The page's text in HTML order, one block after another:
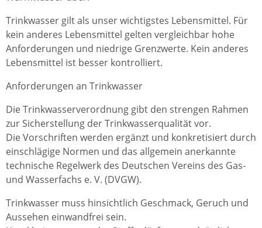
Trinkwasser gilt als unser wichtigstes Lebensmittel. Für
kein anderes Lebensmittel gelten vergleichbar hohe
Anforderungen und niedrige Grenzwerte. Kein anderes
Lebensmittel ist besser kontrolliert.
Anforderungen an Trinkwasser
Die Trinkwasserverordnung gibt den strengen Rahmen
zur Sicherstellung der Trinkwasserqualität vor.
Die Vorschriften werden ergänzt und konkretisiert durch
einschlägige Normen und das allgemein anerkannte
technische Regelwerk des Deutschen Vereins des Gas-
und Wasserfachs e. V. (DVGW).
Trinkwasser muss hinsichtlich Geschmack, Geruch und
Aussehen einwandfrei sein.